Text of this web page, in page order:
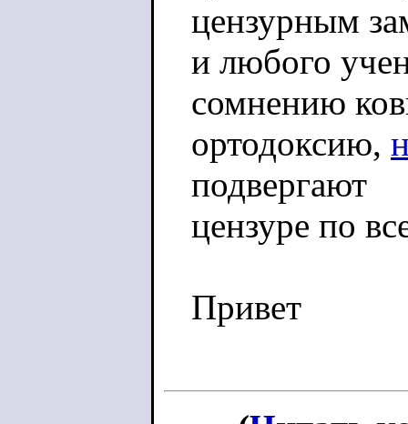
цензурным
и любого
сомнению
ортодоксию,
подвергают
цензуре по
Привет